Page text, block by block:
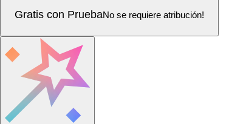
Gratis con PruebaNo se requiere atribución!